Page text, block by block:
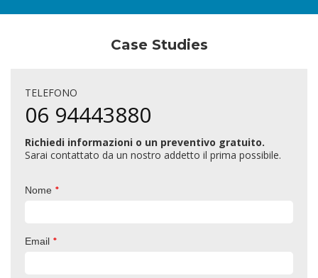
Case Studies
TELEFONO
06 94443880
Richiedi informazioni o un preventivo gratuito.
Sarai contattato da un nostro addetto il prima possibile.
Nome *
Email *